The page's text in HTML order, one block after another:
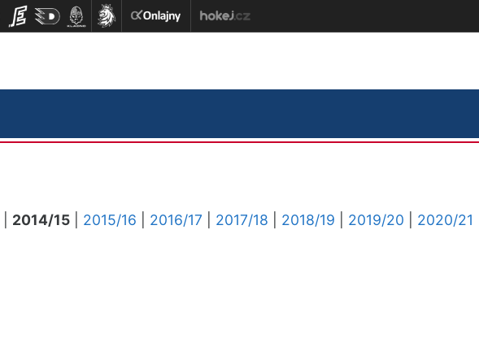
2014/15 2015/16 2016/17 2017/18 2018/19 2019/20
2020/21